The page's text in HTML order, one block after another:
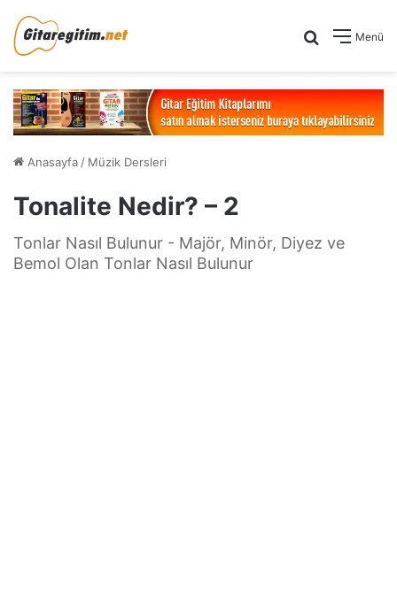
Menü
Arama yap
Anasayfa / Müzik Dersleri
Tonalite Nedir? – 2
Tonlar Nasıl Bulunur - Majör, Minör, Diyez ve
Bemol Olan Tonlar Nasıl Bulunur